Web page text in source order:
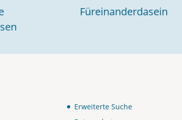
Füreinanderdasein
Erweiterte Suche